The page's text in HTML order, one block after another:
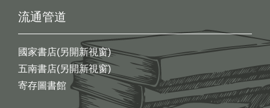
流通管道
國家書店(另開新視窗)
五南書店(另開新視窗)
寄存圖書館